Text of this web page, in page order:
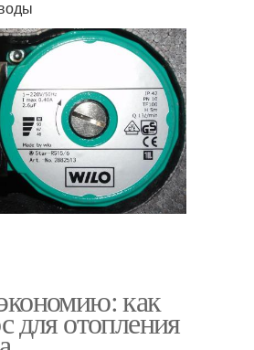
как
для отопления